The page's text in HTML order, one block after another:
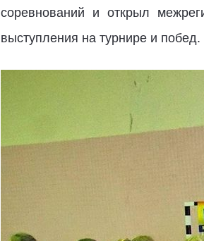
соревнований и открыл
выступления на турнире и побед.